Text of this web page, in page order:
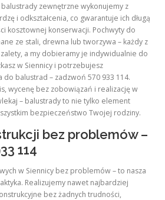
zewnętrzne wykonujemy z
i odkształcenia, co gwarantuje ich długą
kosztownej konserwacji. Pochwyty do
ze stali, drewna lub tworzywa – każdy z
a my dobieramy je indywidualnie do
w Siennicy i potrzebujesz
balustrad – zadzwoń 570 933 114.
wycenę bez zobowiązań i realizację w
– balustrady to nie tylko element
bezpieczeństwo Twojej rodziny.
bez problemów –
114
w Siennicy bez problemów – to nasza
Realizujemy nawet najbardziej
bez żadnych trudności,